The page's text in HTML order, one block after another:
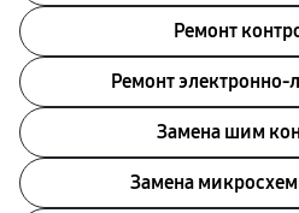
Ремонт
Ремонт электронно-
Замена шим
Замена